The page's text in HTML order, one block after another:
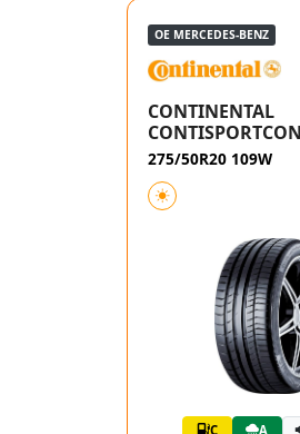
OE MERCEDES-BENZ
CONTINENTAL
275/50R20 109W
C A